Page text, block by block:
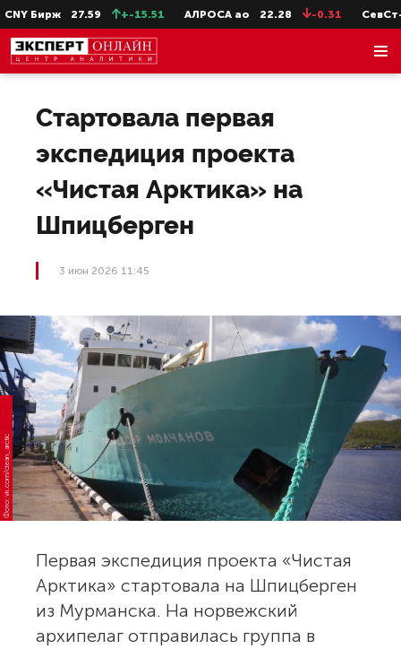
Бирж 27.59 +-15.51 АЛРОСА ао 22.28 -0.31 СевСт-ао
Стартовала первая
экспедиция проекта
«Чистая Арктика» на
Шпицберген
3 июн 2026 11:45
Фото: vk.com/clean_arctic
Первая экспедиция проекта «Чистая
Арктика» стартовала на Шпицберген
из Мурманска. На норвежский
архипелаг отправилась группа в